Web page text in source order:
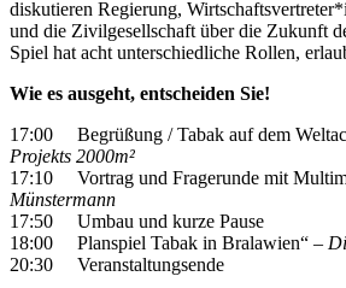
diskutieren Regierung,
und die Zivilgesellschaft über die Zukunft
Spiel hat acht unterschiedliche Rollen,
Wie es ausgeht, entscheiden Sie!
17:00 Begrüßung / Tabak auf dem
Projekts 2000m²
17:10 Vortrag und Fragerunde mit
Münstermann
17:50 Umbau und kurze Pause
18:00 Planspiel Tabak in Bralawien“ –
20:30 Veranstaltungsende